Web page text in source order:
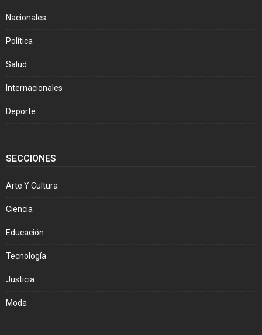
Nacionales
Política
Salud
Internacionales
Deporte
SECCIONES
Arte Y Cultura
Ciencia
Educación
Tecnología
Justicia
Moda